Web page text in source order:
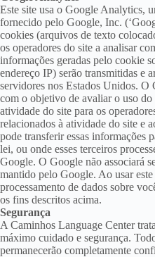
Este site usa o Google Analytics,
fornecido pelo Google, Inc.
cookies (arquivos de texto
os operadores do site a analisar
informações geradas pelo cookie
endereço IP) serão transmitidas e
servidores nos Estados Unidos. O
com o objetivo de avaliar o uso
atividade do site para os
relacionados à atividade do site e
pode transferir essas informações
lei, ou onde esses terceiros
Google. O Google não associará
mantido pelo Google. Ao usar
processamento de dados sobre
os fins descritos acima.
Segurança
A Caminhos Language Center
máximo cuidado e segurança.
permanecerão completamente